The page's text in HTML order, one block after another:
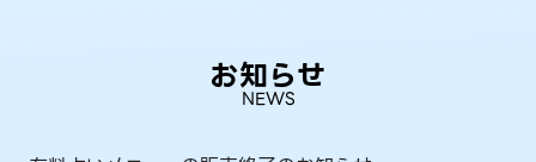
お知らせ
NEWS